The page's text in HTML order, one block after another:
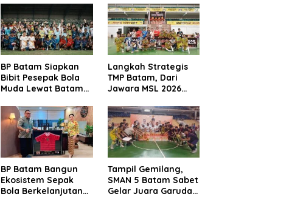
BP Batam Siapkan
Bibit Pesepak Bola
Muda Lewat Batam
Grassroot Football
Festival 2026
Langkah Strategis
TMP Batam, Dari
Jawara MSL 2026
Internasional
BP Batam Bangun
Ekosistem Sepak
Bola Berkelanjutan
Tampil Gemilang,
SMAN 5 Batam Sabet
Gelar Juara Garuda